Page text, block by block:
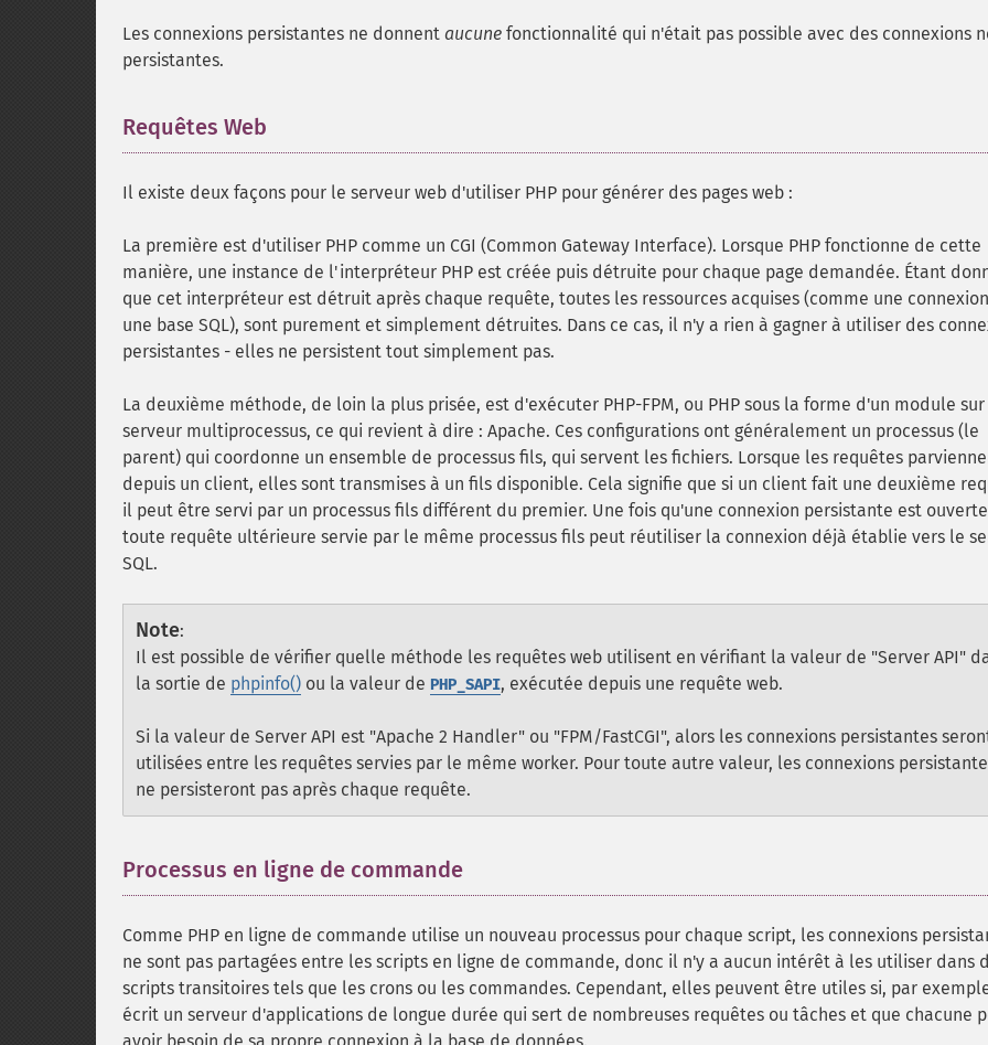
Les connexions persistantes ne donnent aucune fonctionnalité qui n'était pas possible avec des connexions
persistantes.
Requêtes Web
Il existe deux façons pour le serveur web d'utiliser PHP pour générer des pages web :
La première est d'utiliser PHP comme un CGI (Common Gateway Interface). Lorsque PHP fonctionne de cette
manière, une instance de l'interpréteur PHP est créée puis détruite pour chaque page demandée. Étant
que cet interpréteur est détruit après chaque requête, toutes les ressources acquises (comme une
une base SQL), sont purement et simplement détruites. Dans ce cas, il n'y a rien à gagner à utiliser des
persistantes - elles ne persistent tout simplement pas.
La deuxième méthode, de loin la plus prisée, est d'exécuter PHP-FPM, ou PHP sous la forme d'un module sur
serveur multiprocessus, ce qui revient à dire : Apache. Ces configurations ont généralement un processus (le
parent) qui coordonne un ensemble de processus fils, qui servent les fichiers. Lorsque les requêtes
depuis un client, elles sont transmises à un fils disponible. Cela signifie que si un client fait une deuxième
il peut être servi par un processus fils différent du premier. Une fois qu'une connexion persistante est
toute requête ultérieure servie par le même processus fils peut réutiliser la connexion déjà établie vers le
SQL.
Note:
Il est possible de vérifier quelle méthode les requêtes web utilisent en vérifiant la valeur de "Server API"
la sortie de phpinfo() ou la valeur de PHP_SAPI, exécutée depuis une requête web.
Si la valeur de Server API est "Apache 2 Handler" ou "FPM/FastCGI", alors les connexions persistantes
utilisées entre les requêtes servies par le même worker. Pour toute autre valeur, les connexions
ne persisteront pas après chaque requête.
Processus en ligne de commande
Comme PHP en ligne de commande utilise un nouveau processus pour chaque script, les connexions
ne sont pas partagées entre les scripts en ligne de commande, donc il n'y a aucun intérêt à les utiliser dans
scripts transitoires tels que les crons ou les commandes. Cependant, elles peuvent être utiles si, par
écrit un serveur d'applications de longue durée qui sert de nombreuses requêtes ou tâches et que chacune